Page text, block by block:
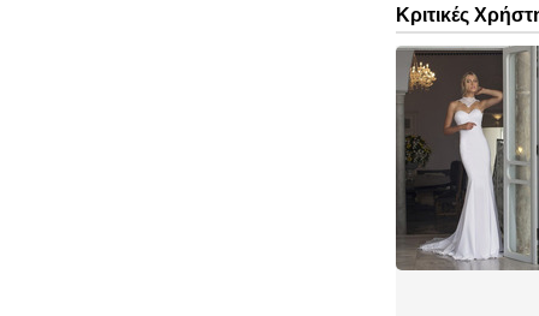
Κριτικές